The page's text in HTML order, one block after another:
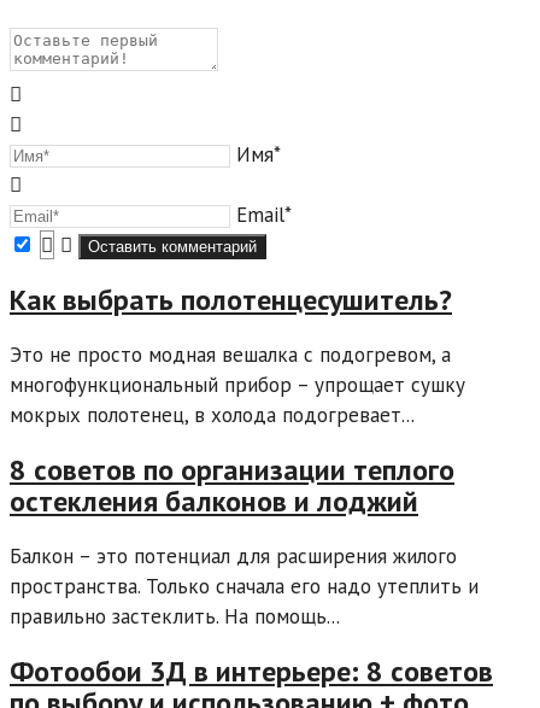
Имя*
Email*
Как выбрать полотенцесушитель?
Это не просто модная вешалка с подогревом, а
многофункциональный прибор – упрощает сушку
мокрых полотенец, в холода подогревает...
8 советов по организации теплого
остекления балконов и лоджий
Балкон – это потенциал для расширения жилого
пространства. Только сначала его надо утеплить и
правильно застеклить. На помощь...
Фотообои 3Д в интерьере: 8 советов